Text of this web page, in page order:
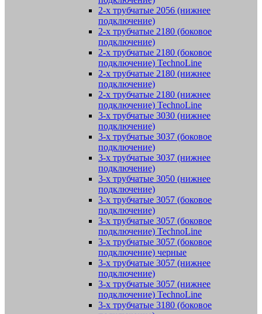
2-х трубчатые 2056 (нижнее
подключение)
2-х трубчатые 2180 (боковое
подключение)
2-х трубчатые 2180 (боковое
подключение) TechnoLine
2-х трубчатые 2180 (нижнее
подключение)
2-х трубчатые 2180 (нижнее
подключение) TechnoLine
3-х трубчатые 3030 (нижнее
подключение)
3-х трубчатые 3037 (боковое
подключение)
3-х трубчатые 3037 (нижнее
подключение)
3-х трубчатые 3050 (нижнее
подключение)
3-х трубчатые 3057 (боковое
подключение)
3-х трубчатые 3057 (боковое
подключение) TechnoLine
3-х трубчатые 3057 (боковое
подключение) черные
3-х трубчатые 3057 (нижнее
подключение)
3-х трубчатые 3057 (нижнее
подключение) TechnoLine
3-х трубчатые 3180 (боковое